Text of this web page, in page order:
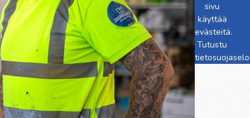
sivu
käyttää
evästeitä.
Tutustu